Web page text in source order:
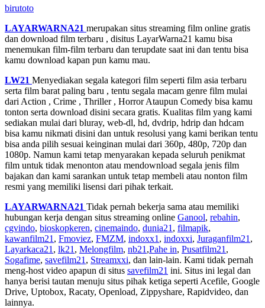
birutoto
LAYARWARNA21 merupakan situs streaming film online gratis
dan download film terbaru , disitus LayarWarna21 kamu bisa
menemukan film-film terbaru dan terupdate saat ini dan tentu bisa
kamu download kapan pun kamu mau.
LW21 Menyediakan segala kategori film seperti film asia terbaru
serta film barat paling baru , tentu segala macam genre film mulai
dari Action , Crime , Thriller , Horror Ataupun Comedy bisa kamu
tonton serta download disini secara gratis. Kualitas film yang kami
sediakan mulai dari bluray, web-dl, hd, dvdrip, hdrip dan hdcam
bisa kamu nikmati disini dan untuk resolusi yang kami berikan tentu
bisa anda pilih sesuai keinginan mulai dari 360p, 480p, 720p dan
1080p. Namun kami tetap menyarakan kepada seluruh penikmat
film untuk tidak menonton atau mendownload segala jenis film
bajakan dan kami sarankan untuk tetap membeli atau nonton film
resmi yang memiliki lisensi dari pihak terkait.
LAYARWARNA21 Tidak pernah bekerja sama atau memiliki
hubungan kerja dengan situs streaming online Ganool, rebahin,
cgvindo, bioskopkeren, cinemaindo, dunia21 , filmapik,
kawanfilm21 , Fmoviez, FMZM, indoxx1 , indoxxi, Juraganfilm21 ,
Layarkaca21 , lk21 , Melongfilm, nb21 ,Pahe in, Pusatfilm21 ,
Sogafime, savefilm21 , Streamxxi, dan lain-lain. Kami tidak pernah
meng-host video apapun di situs savefilm21 ini. Situs ini legal dan
hanya berisi tautan menuju situs pihak ketiga seperti Acefile, Google
Drive, Uptobox, Racaty, Openload, Zippyshare, Rapidvideo, dan
lainnya.